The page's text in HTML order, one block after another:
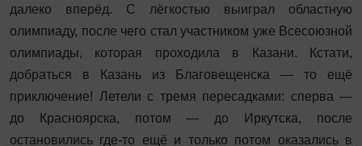
далеко вперёд. С лёгкостью выиграл областную
олимпиаду, после чего стал участником уже Всесоюзной
олимпиады, которая проходила в Казани. Кстати,
добраться в Казань из Благовещенска — то ещё
приключение! Летели с тремя пересадками: сперва —
до Красноярска, потом — до Иркутска, после
остановились где-то ещё и только потом оказались в